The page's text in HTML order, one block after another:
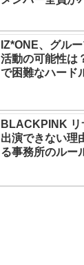
IZ*ONE、グル
活動の可能性は
で困難なハード
BLACKPINK リ
出演できない理
る事務所のルー